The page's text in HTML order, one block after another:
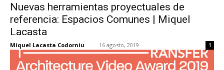
Nuevas herramientas proyectuales de
referencia: Espacios Comunes | Miquel
Lacasta
Miquel Lacasta Codorniu - 16 agosto, 2019 1